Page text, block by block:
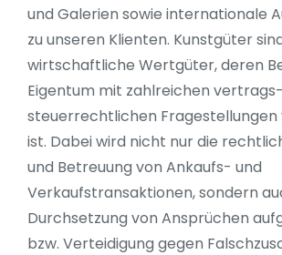
und Galerien sowie internationale
zu unseren Klienten. Kunstgüter
wirtschaftliche Wertgüter, deren
Eigentum mit zahlreichen
steuerrechtlichen Fragestellungen
ist. Dabei wird nicht nur die
und Betreuung von Ankaufs- und
Verkaufstransaktionen, sondern
Durchsetzung von Ansprüchen
bzw. Verteidigung gegen